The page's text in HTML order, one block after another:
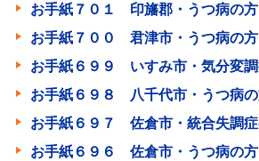
お手紙７０１ 印旛郡・うつ病の方
お手紙７００ 君津市・うつ病の方
お手紙６９９ いすみ市・気分変
お手紙６９８ 八千代市・うつ病
お手紙６９７ 佐倉市・統合失調
お手紙６９６ 佐倉市・うつ病の方